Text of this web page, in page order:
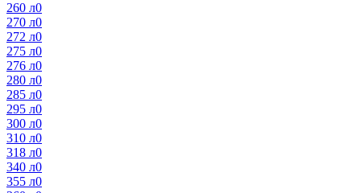
260 л0
270 л0
272 л0
275 л0
276 л0
280 л0
285 л0
295 л0
300 л0
310 л0
318 л0
340 л0
355 л0